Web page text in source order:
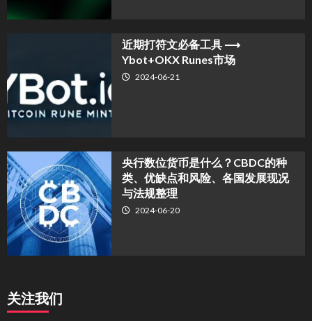
近期打符文必备工具 ⟶
Ybot+OKX Runes市场
2024-06-21
央行数位货币是什么？CBDC的种
类、优缺点和风险、各国发展现况
与法规整理
2024-06-20
关注我们